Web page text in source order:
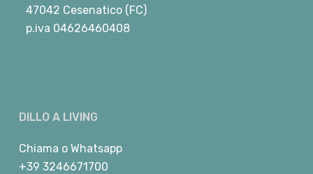
47042 Cesenatico (FC)
p.iva 04626460408
DILLO A LIVING
Chiama o Whatsapp
+39 3246671700